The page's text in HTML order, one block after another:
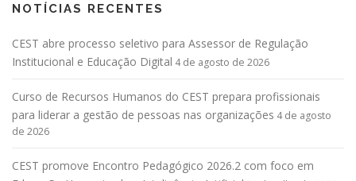
NOTÍCIAS RECENTES
CEST abre processo seletivo para Assessor de Regulação
Institucional e Educação Digital 4 de agosto de 2026
Curso de Recursos Humanos do CEST prepara profissionais
para liderar a gestão de pessoas nas organizações 4 de agosto
de 2026
CEST promove Encontro Pedagógico 2026.2 com foco em